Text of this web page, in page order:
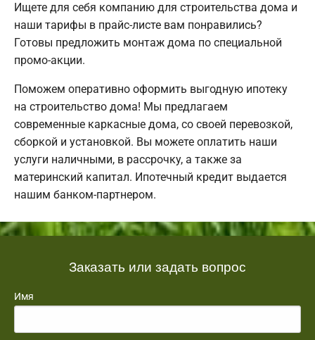
Ищете для себя компанию для строительства дома и
наши тарифы в прайс-листе вам понравились?
Готовы предложить монтаж дома по специальной
промо-акции.
Поможем оперативно оформить выгодную ипотеку
на строительство дома! Мы предлагаем
современные каркасные дома, со своей перевозкой,
сборкой и установкой. Вы можете оплатить наши
услуги наличными, в рассрочку, а также за
материнский капитал. Ипотечный кредит выдается
нашим банком-партнером.
Заказать или задать вопрос
Имя